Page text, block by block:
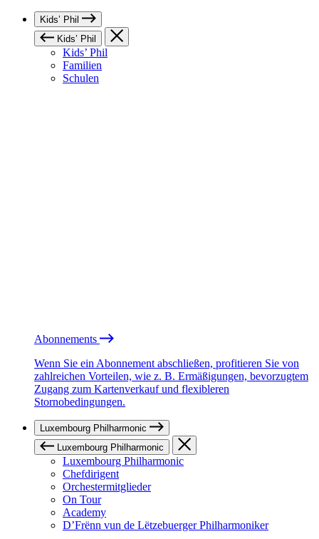
Kids’ Phil
Kids’ Phil
Kids’ Phil
Familien
Schulen
Abonnements
Wenn Sie ein Abonnement abschließen, profitieren Sie von
zahlreichen Vorteilen, wie z. B. Ermäßigungen, bevorzugtem
Zugang zum Kartenverkauf und flexibleren
Stornobedingungen.
Luxembourg Philharmonic
Luxembourg Philharmonic
Luxembourg Philharmonic
Chefdirigent
Orchestermitglieder
On Tour
Academy
D’Frënn vun de Lëtzebuerger Philharmoniker